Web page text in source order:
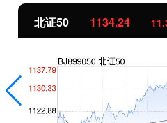
北证50 1134.24